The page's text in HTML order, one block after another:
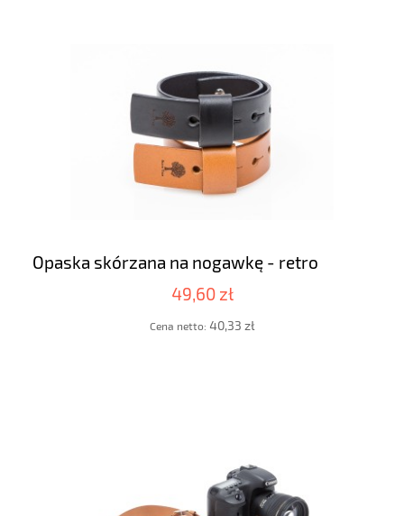
Opaska skórzana na nogawkę - retro
49,60 zł
Cena netto: 40,33 zł